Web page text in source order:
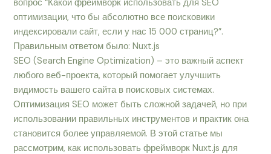
вопрос “Какой фреймворк использовать для SEO
оптимизации, что бы абсолютно все поисковики
индексировали сайт, если у нас 15 000 страниц?”.
Правильным ответом было: Nuxt.js
SEO (Search Engine Optimization) – это важный аспект
любого веб-проекта, который помогает улучшить
видимость вашего сайта в поисковых системах.
Оптимизация SEO может быть сложной задачей, но при
использовании правильных инструментов и практик она
становится более управляемой. В этой статье мы
рассмотрим, как использовать фреймворк Nuxt.js для